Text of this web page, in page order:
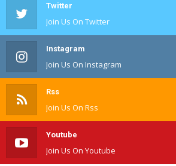
Twitter
Join Us On Twitter
Instagram
Join Us On Instagram
Rss
Join Us On Rss
Youtube
Join Us On Youtube